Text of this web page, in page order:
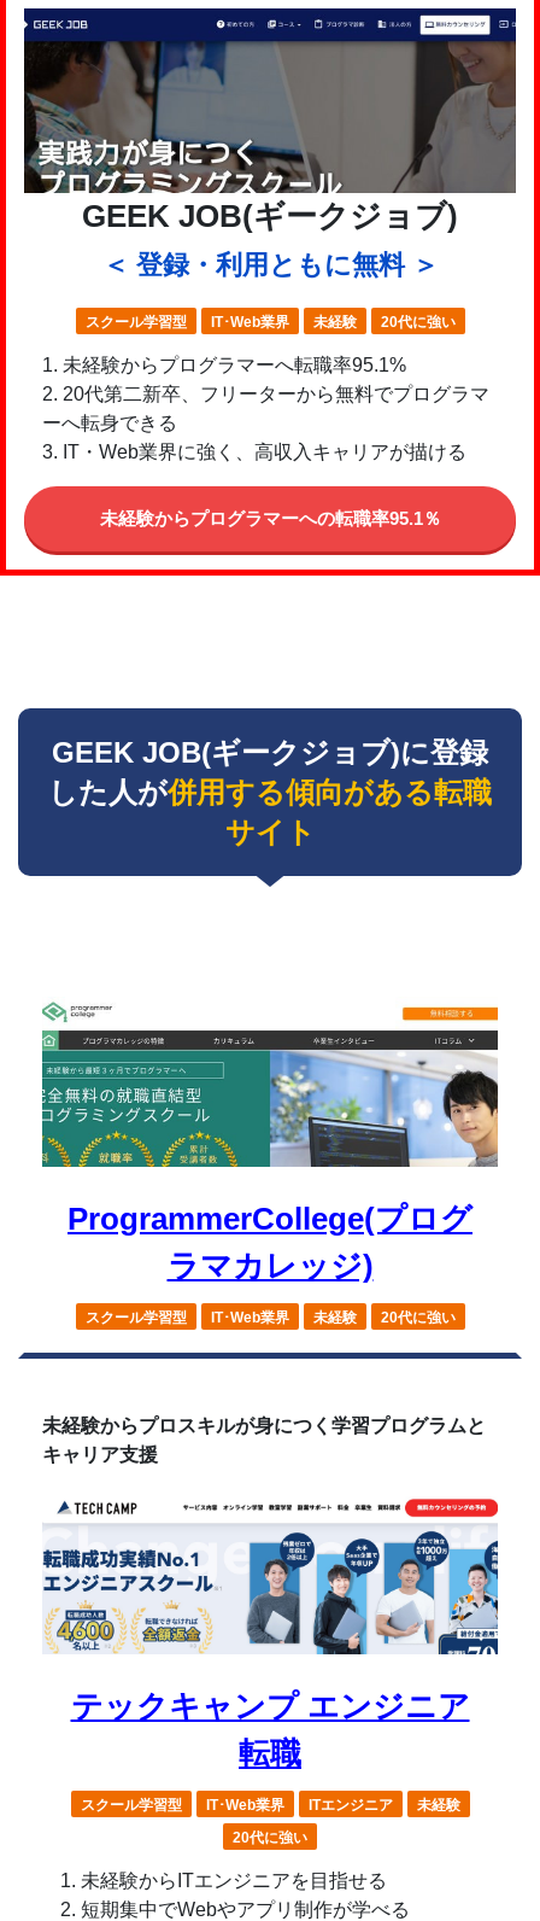
GEEK JOB(ギークジョブ)
＜ 登録・利用ともに無料 ＞
スクール学習型 IT･Web業界 未経験 20代に強い
未経験からプログラマーへ転職率95.1%
20代第二新卒、フリーターから無料でプログラマ
ーへ転身できる
IT・Web業界に強く、高収入キャリアが描ける
未経験からプログラマーへの転職率95.1％
GEEK JOB(ギークジョブ)に登録
した人が併用する傾向がある転職
サイト
ProgrammerCollege(プログ
ラマカレッジ)
スクール学習型 IT･Web業界 未経験 20代に強い
未経験からプロスキルが身につく学習プログラムと
キャリア支援
テックキャンプ エンジニア
転職
スクール学習型 IT･Web業界 ITエンジニア
未経験
20代に強い
未経験からITエンジニアを目指せる
短期集中でWebやアプリ制作が学べる